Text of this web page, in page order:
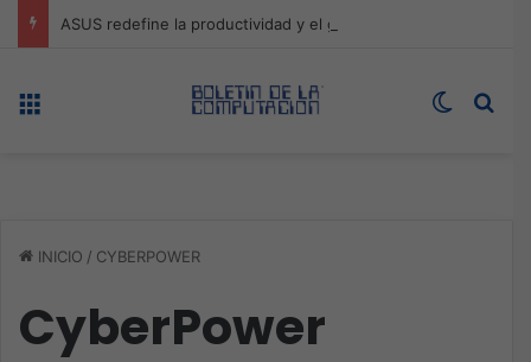
Switch
INICIO / CYBERPOWER
CyberPower